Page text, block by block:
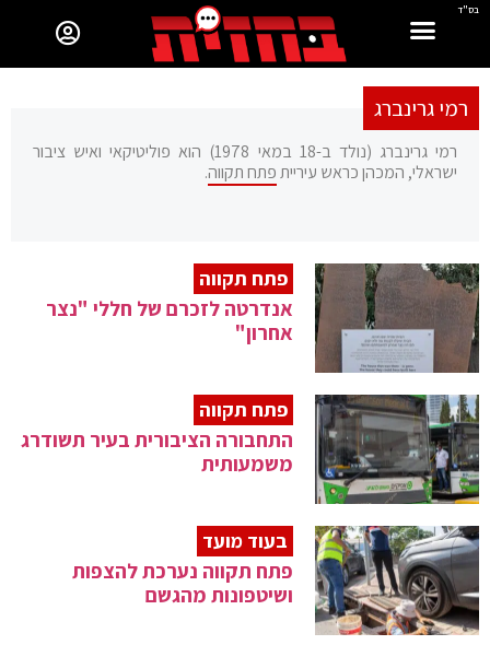
בס"ד
רמי גרינברג
רמי גרינברג (נולד ב-18 במאי 1978) הוא פוליטיקאי ואיש ציבור
ישראלי, המכהן כראש עירייתפתח תקווה.
פתח תקווה
אנדרטה לזכרם של חללי "נצר
אחרון"
פתח תקווה
התחבורה הציבורית בעיר תשודרג
משמעותית
בעוד מועד
פתח תקווה נערכת להצפות
ושיטפונות מהגשם